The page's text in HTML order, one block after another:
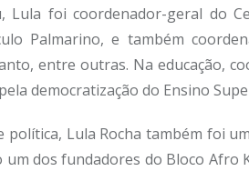
Lula foi coordenador-geral do
Palmarino, e também
entre outras. Na educação,
democratização do Ensino
Lula Rocha também foi
dos fundadores do Bloco Afro